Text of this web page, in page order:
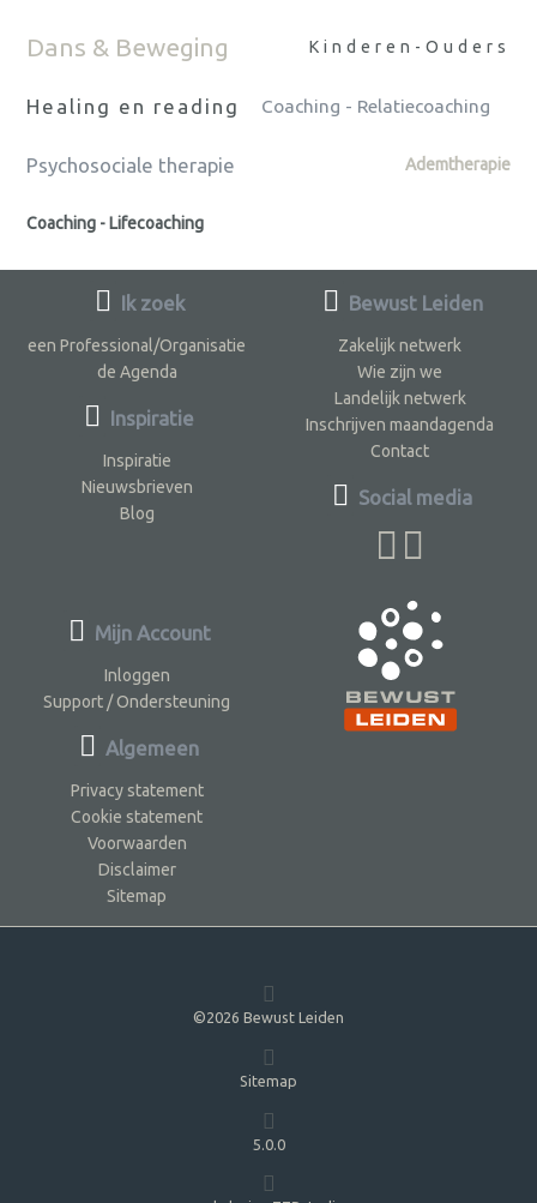
Dans & Beweging Kinderen-Ouders
Healing en reading Coaching - Relatiecoaching
Psychosociale therapie Ademtherapie
Coaching - Lifecoaching
Ik zoek
een Professional/Organisatie
de Agenda
Inspiratie
Inspiratie
Nieuwsbrieven
Blog
Bewust Leiden
Zakelijk netwerk
Wie zijn we
Landelijk netwerk
Inschrijven maandagenda
Contact
Social media
Mijn Account
Inloggen
Support / Ondersteuning
Algemeen
Privacy statement
Cookie statement
Voorwaarden
Disclaimer
Sitemap
©2026 Bewust Leiden
Sitemap
5.0.0